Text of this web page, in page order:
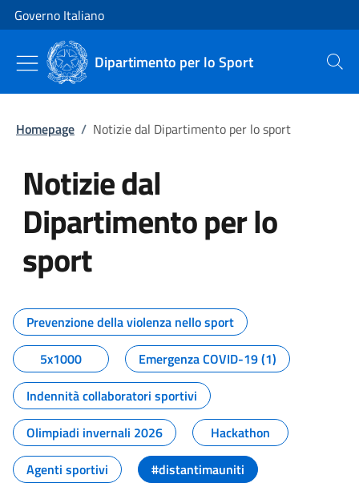
Vai al contenuto
Vai alla navigazione del sito
Governo Italiano
Dipartimento per lo Sport Cerca
Homepage / Notizie dal Dipartimento per lo sport
Notizie dal
Dipartimento per lo
sport
Tutti i contenuti della pagina
Prevenzione della violenza nello sport
5x1000
Emergenza COVID-19 (1)
Indennità collaboratori sportivi
Olimpiadi invernali 2026
Hackathon
Agenti sportivi
#distantimauniti